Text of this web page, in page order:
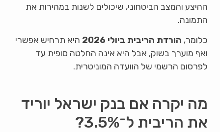
ההיצע והמצב הביטחוני, שיכולים לשנות במהירות את
התמונה.
כלומר, הורדת הריבית ביולי 2026
היא תרחיש אפשרי
ואף מוערך בשוק, אבל היא אינה החלטה סופית עד
לפרסום הרשמי של הוועדה המוניטרית.
מה יקרה אם בנק ישראל יוריד
את הריבית ל־3.5%?